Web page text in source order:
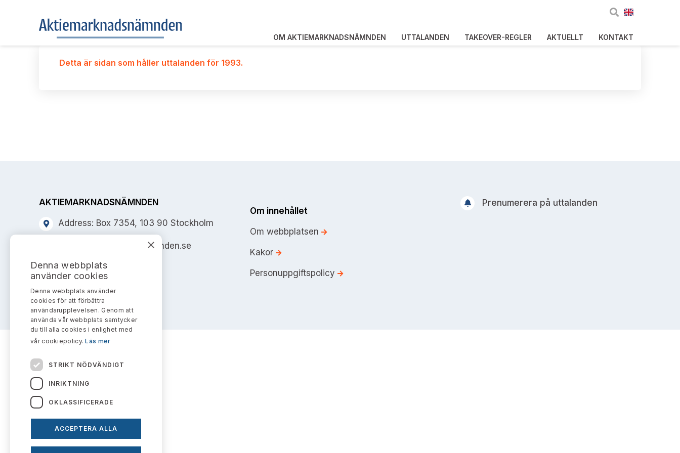
OM AKTIEMARKNADSNÄMNDEN UTTALANDEN TAKEOVER-REGLER AKTUELLT KONTAKT
Detta är sidan som håller uttalanden för 1993.
AKTIEMARKNADSNÄMNDEN
Address: Box 7354, 103 90 Stockholm
info@aktiemarknadsnamnden.se
Om innehållet
Om webbplatsen
Kakor
Personuppgiftspolicy
Prenumerera på uttalanden
×
Denna webbplats
använder cookies
Denna webbplats använder
cookies för att förbättra
användarupplevelsen. Genom att
använda vår webbplats samtycker
du till alla cookies i enlighet med
vår cookiepolicy.Läs mer
STRIKT NÖDVÄNDIGT
INRIKTNING
OKLASSIFICERADE
ACCEPTERA ALLA